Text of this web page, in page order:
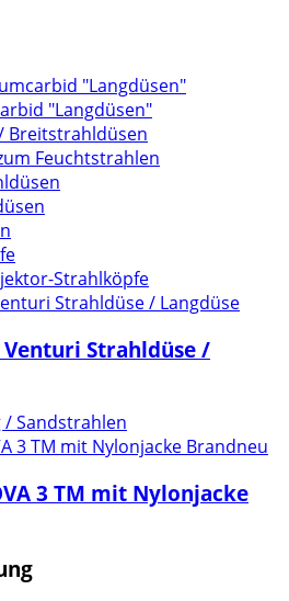
"Langdüsen"
"Langdüsen"
Breitstrahldüsen
Feuchtstrahlen
Strahlköpfe
Strahldüse /
Sandstrahlen
3 TM mit Nylonjacke